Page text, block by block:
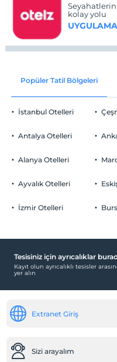
kolay yolu
Popüler Tatil Bölgeleri
İstanbul Otelleri
Antalya Otelleri
Alanya Otelleri
Ayvalık Otelleri
İzmir Otelleri
Tesisiniz için ayrıcalıklar
Kayıt olun ayrıcalıklı tesisler
yer alın
Extranet Giriş
Sizi arayalım